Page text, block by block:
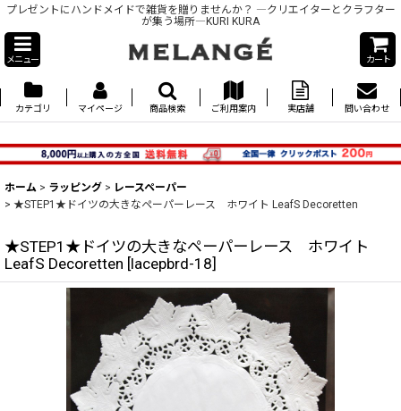
プレゼントにハンドメイドで雑貨を贈りませんか？ ―クリエイターとクラフター
が集う場所―KURI KURA
メニュー カート
カテゴリ マイページ 商品検索 ご利用案内 実店舗 問い合わせ
ホーム > ラッピング > レースペーパー
> ★STEP1★ドイツの大きなペーパーレース ホワイト LeafS Decoretten
★STEP1★ドイツの大きなペーパーレース ホワイト
LeafS Decoretten [lacepbrd-18]